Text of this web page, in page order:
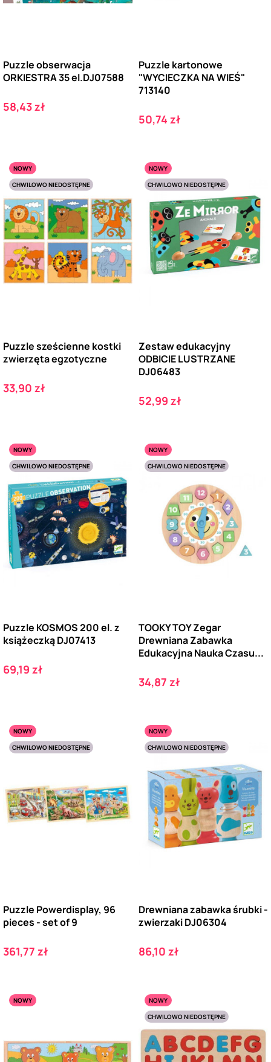
Puzzle obserwacja
ORKIESTRA 35 el.DJ07588
Cena
58,43 zł
Puzzle kartonowe
"WYCIECZKA NA WIEŚ"
713140
Cena
50,74 zł
NOWY
CHWILOWO NIEDOSTĘPNE
Puzzle sześcienne kostki
zwierzęta egzotyczne
Cena
33,90 zł
NOWY
CHWILOWO NIEDOSTĘPNE
Zestaw edukacyjny
ODBICIE LUSTRZANE
DJ06483
Cena
52,99 zł
NOWY
CHWILOWO NIEDOSTĘPNE
Puzzle KOSMOS 200 el. z
książeczką DJ07413
Cena
69,19 zł
NOWY
CHWILOWO NIEDOSTĘPNE
TOOKY TOY Zegar
Drewniana Zabawka
Edukacyjna Nauka Czasu...
Cena
34,87 zł
NOWY
CHWILOWO NIEDOSTĘPNE
Puzzle Powerdisplay, 96
pieces - set of 9
Cena
361,77 zł
NOWY
CHWILOWO NIEDOSTĘPNE
Drewniana zabawka śrubki -
zwierzaki DJ06304
Cena
86,10 zł
NOWY
NOWY
CHWILOWO NIEDOSTĘPNE